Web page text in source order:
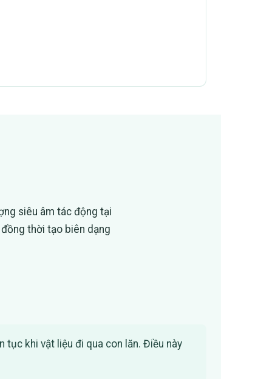
siêu âm tác động tại
thời tạo biên dạng
khi vật liệu đi qua con lăn. Điều này